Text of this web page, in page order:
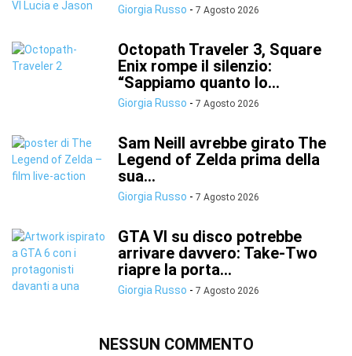
Giorgia Russo - 7 Agosto 2026
Octopath Traveler 3, Square
Enix rompe il silenzio:
“Sappiamo quanto lo...
Giorgia Russo - 7 Agosto 2026
Sam Neill avrebbe girato The
Legend of Zelda prima della
sua...
Giorgia Russo - 7 Agosto 2026
GTA VI su disco potrebbe
arrivare davvero: Take-Two
riapre la porta...
Giorgia Russo - 7 Agosto 2026
NESSUN COMMENTO